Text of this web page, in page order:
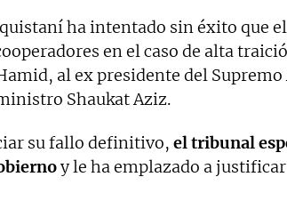
ha intentado sin éxito que
en el caso de alta
al ex presidente del
Shaukat Aziz.
su fallo definitivo, el tribunal
y le ha emplazado a